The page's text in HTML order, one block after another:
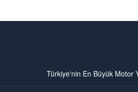
Türkiye'nin En Büyük Motor